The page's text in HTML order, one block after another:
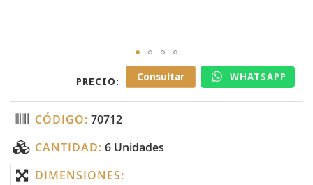
Consultar WHATSAPP
PRECIO:
CÓDIGO: 70712
CANTIDAD: 6 Unidades
DIMENSIONES:
beginning
of
the
images
gallery